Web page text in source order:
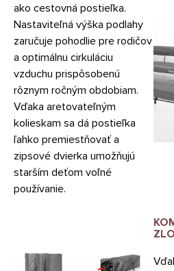
ako cestovná postieľka.
Nastaviteľná výška podlahy
zaručuje pohodlie pre rodičov
a optimálnu cirkuláciu
vzduchu prispôsobenú
rôznym ročným obdobiam.
Vďaka aretovateľným
kolieskam sa dá postieľka
ľahko premiestňovať a
zipsové dvierka umožňujú
starším deťom voľné
používanie.